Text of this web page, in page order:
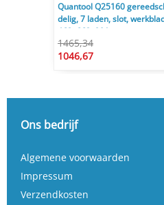
Quantool Q25160
delig, 7 laden, slot,
462x662x901 mm
1465,34
1046,67
Ons bedrijf
Algemene voorwaarden
Impressum
Verzendkosten